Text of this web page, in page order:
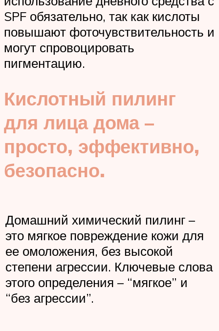
SPF обязательно, так как кислоты
повышают фоточувствительность и
могут спровоцировать
пигментацию.
Кислотный пилинг
для лица дома –
просто, эффективно,
безопасно.
Домашний химический пилинг –
это мягкое повреждение кожи для
ее омоложения, без высокой
степени агрессии. Ключевые слова
этого определения – “мягкое” и
“без агрессии”.